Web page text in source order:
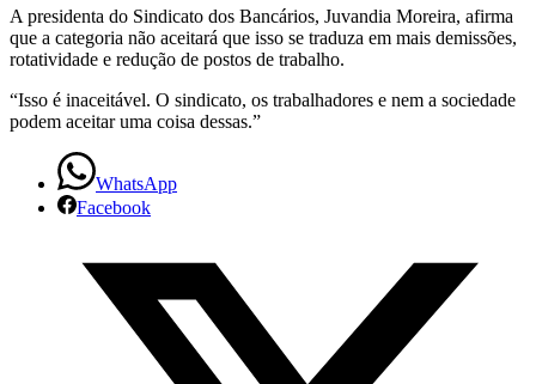
A presidenta do Sindicato dos Bancários, Juvandia Moreira, afirma
que a categoria não aceitará que isso se traduza em mais demissões,
rotatividade e redução de postos de trabalho.
“Isso é inaceitável. O sindicato, os trabalhadores e nem a sociedade
podem aceitar uma coisa dessas.”
WhatsApp
Facebook